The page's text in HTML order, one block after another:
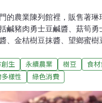
的農業陳列館裡，販售著琳
鹹豬肉勇士豆鹹醬、菇筍勇
、金桔樹豆抹醬、望鄉蜜樹
局合作的成果。三年來，從
代人習慣食用的品項，希望
永續性與未來性的食物。走
生 永續農業 樹豆
食
樣性 綠色消費